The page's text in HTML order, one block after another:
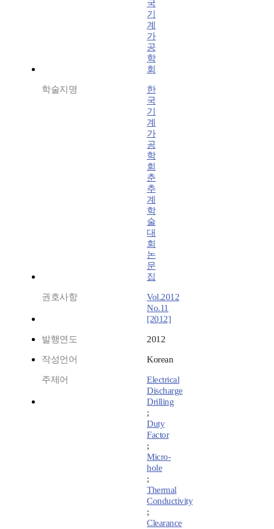
국
기
계
가
공
학
회
학술지명
한
국
기
계
가
공
학
회
춘
추
계
학
술
대
회
논
문
집
권호사항
Vol.2012
No.11
[2012]
발행연도 2012
작성언어 Korean
주제어
Electrical
Discharge
Drilling
;
Duty
Factor
;
Micro-
hole
;
Thermal
Conductivity
;
Clearance